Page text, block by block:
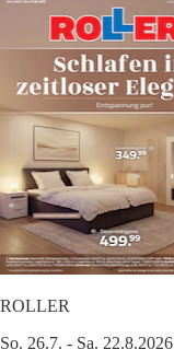
ROLLER
So. 26.7. - Sa. 22.8.2026